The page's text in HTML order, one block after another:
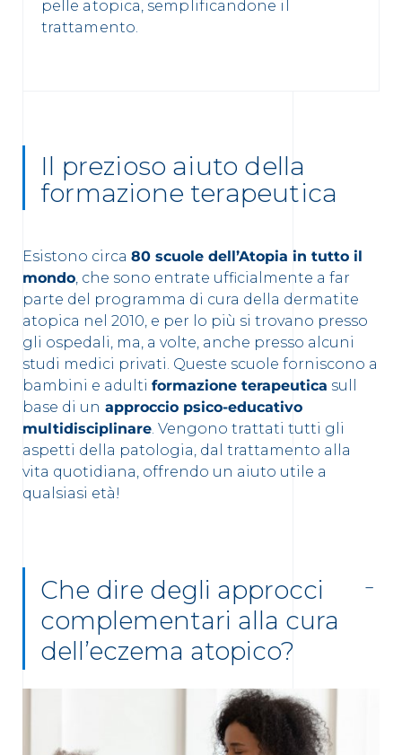
pelle atopica, semplificandone il
trattamento.
Il prezioso aiuto della
formazione terapeutica
Esistono circa 80 scuole dell’Atopia in tutto il
mondo, che sono entrate ufficialmente a far
parte del programma di cura della dermatite
atopica nel 2010, e per lo più si trovano presso
gli ospedali, ma, a volte, anche presso alcuni
studi medici privati. Queste scuole forniscono a
bambini e adulti formazione terapeutica sull
base di un approccio psico-educativo
multidisciplinare. Vengono trattati tutti gli
aspetti della patologia, dal trattamento alla
vita quotidiana, offrendo un aiuto utile a
qualsiasi età!
Che dire degli approcci
complementari alla cura
dell’eczema atopico?